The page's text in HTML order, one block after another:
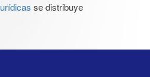
se distribuye